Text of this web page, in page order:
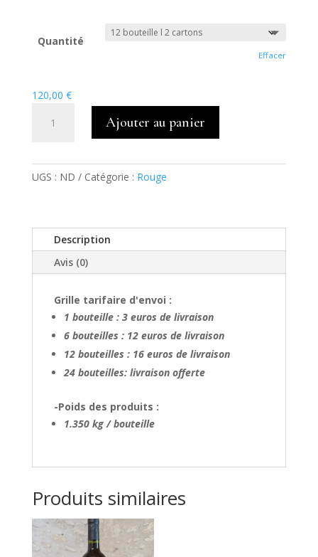
Quantité
Effacer
120,00 €
rouge
Ajouter au panier
UGS : ND Catégorie : Rouge
Description
Avis (0)
Grille tarifaire d'envoi :
1 bouteille : 3 euros de livraison
6 bouteilles : 12 euros de livraison
12 bouteilles : 16 euros de livraison
24 bouteilles: livraison offerte
-Poids des produits :
1.350 kg / bouteille
Produits similaires